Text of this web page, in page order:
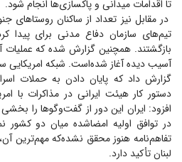
تا اقدامات میدانی و پاکسازی‌ها انجام شود.
در مقابل نیز تعداد از ساکنان روستا‌های
تیم‌های سازمان دفاع مدنی برای پیدا
بازگشتند. همچنین گزارش شده که عملیات
آسیب دیده آغاز شده‌است. شبکه امریکایی
گزارش داد که پایان دادن به حملات
دستور کار هیئت ایرانی در مذاکرات با
افزود: ایران این دور از گفت‌و‌گو‌ها را
در توافق اولیه امضاشده میان دو کشور
تفاهم‌نامه هنوز محقق نشده‌که مهم‌ترین
لبنان تأکید دارد.